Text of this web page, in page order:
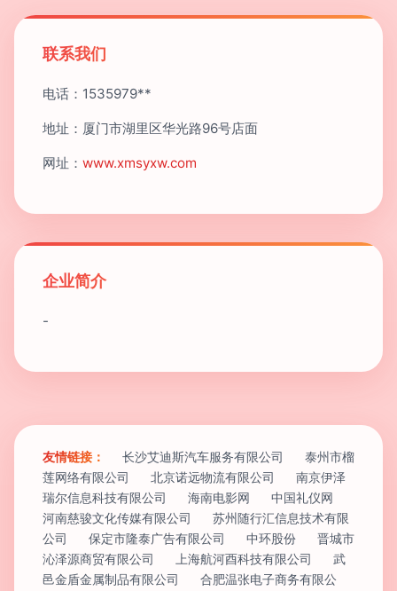
联系我们
电话：1535979**
地址：厦门市湖里区华光路96号店面
网址： www.xmsyxw.com
企业简介
-
友情链接： 长沙艾迪斯汽车服务有限公司
泰州市榴
莲网络有限公司
北京诺远物流有限公司
南京伊泽
瑞尔信息科技有限公司
海南电影网
中国礼仪网
河南慈骏文化传媒有限公司
苏州随行汇信息技术有限
公司
保定市隆泰广告有限公司 中环股份
晋城市
沁泽源商贸有限公司
上海航河酉科技有限公司
武
邑金盾金属制品有限公司
合肥温张电子商务有限公